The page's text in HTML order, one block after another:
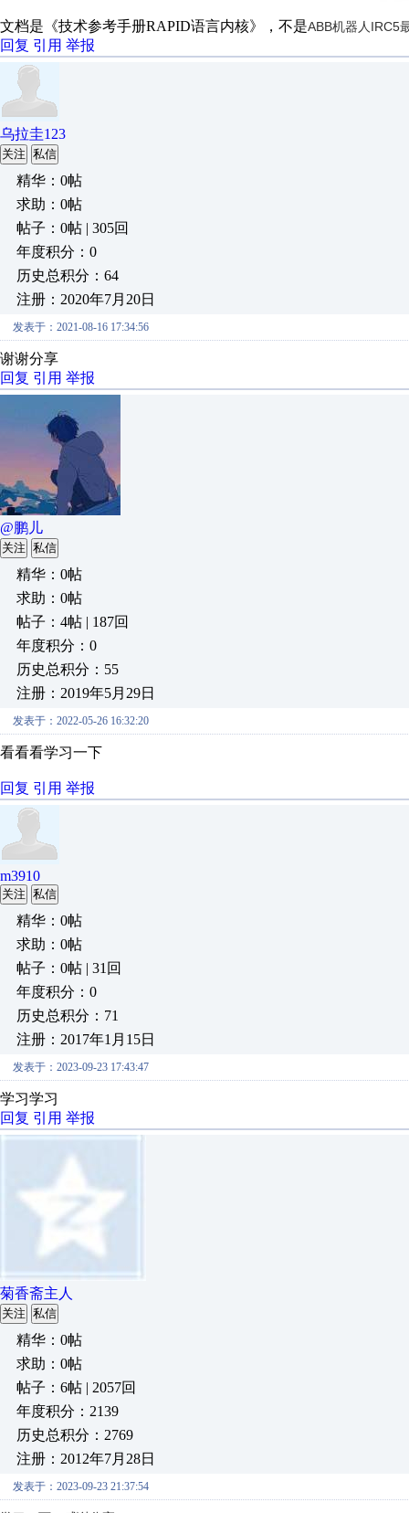
文档是《技术参考手册RAPID语言内核》，不是ABB机器人IRC5
回复 引用 举报
乌拉圭123
关注 私信
精华：0帖
求助：0帖
帖子：0帖 | 305回
年度积分：0
历史总积分：64
注册：2020年7月20日
发表于：2021-08-16 17:34:56
谢谢分享
回复 引用 举报
@鹏儿
关注 私信
精华：0帖
求助：0帖
帖子：4帖 | 187回
年度积分：0
历史总积分：55
注册：2019年5月29日
发表于：2022-05-26 16:32:20
看看看学习一下
回复 引用 举报
m3910
关注 私信
精华：0帖
求助：0帖
帖子：0帖 | 31回
年度积分：0
历史总积分：71
注册：2017年1月15日
发表于：2023-09-23 17:43:47
学习学习
回复 引用 举报
菊香斋主人
关注 私信
精华：0帖
求助：0帖
帖子：6帖 | 2057回
年度积分：2139
历史总积分：2769
注册：2012年7月28日
发表于：2023-09-23 21:37:54